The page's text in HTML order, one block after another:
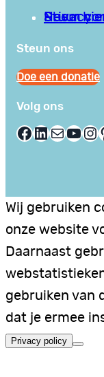
Privacy
Stuur
Neem
Steun ons
Doe een donatie
Volg ons
Facebook LinkedIn E-mail YouTube InstagramPinterest
Wij gebruiken
onze website
Daarnaast
gebruiken van
dat je ermee
Privacy policy